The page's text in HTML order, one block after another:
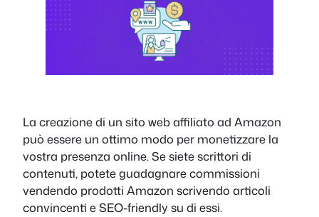
La creazione di un sito web affiliato ad Amazon
può essere un ottimo modo per monetizzare la
vostra presenza online. Se siete scrittori di
contenuti, potete guadagnare commissioni
vendendo prodotti Amazon scrivendo articoli
convincenti e SEO-friendly su di essi.